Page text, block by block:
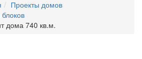
Проекты домов
дома 740 кв.м.